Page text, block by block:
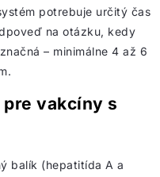
potrebuje určitý čas
na otázku, kedy
– minimálne 4 až 6
vakcíny s
balík (hepatitída A a